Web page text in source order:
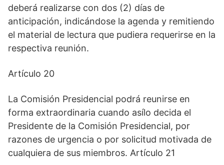
deberá realizarse con dos (2) días de
anticipación, indicándose la agenda y remitiendo
el material de lectura que pudiera requerirse en la
respectiva reunión.
Artículo 20
La Comisión Presidencial podrá reunirse en
forma extraordinaria cuando asílo decida el
Presidente de la Comisión Presidencial, por
razones de urgencia o por solicitud motivada de
cualquiera de sus miembros. Artículo 21